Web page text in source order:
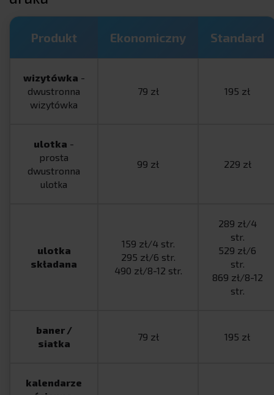
Produkt Ekonomiczny Standard
wizytówka -
dwustronna
wizytówka
79 zł 195 zł
ulotka -
prosta
dwustronna
ulotka
99 zł 229 zł
ulotka
składana
159 zł/4 str.
295 zł/6 str.
490 zł/8-12 str.
289 zł/4
str.
529 zł/6
str.
869 zł/8-12
str.
baner /
siatka
79 zł 195 zł
kalendarze